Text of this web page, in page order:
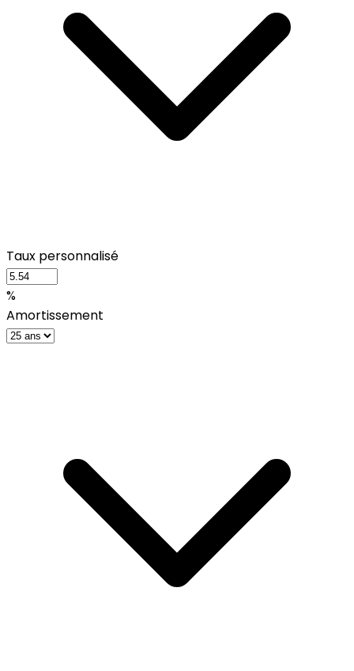
Taux personnalisé
%
Amortissement